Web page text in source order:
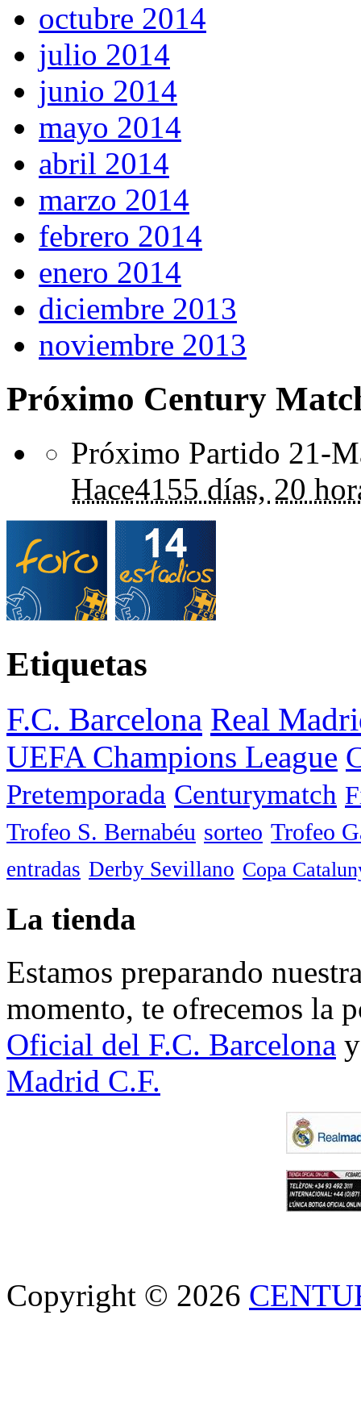
octubre 2014
julio 2014
junio 2014
mayo 2014
abril 2014
marzo 2014
febrero 2014
enero 2014
diciembre 2013
noviembre 2013
Próximo Century
Próximo Partido 21-
Hace4155 días, 20
Etiquetas
F.C. Barcelona Real
UEFA Champions League
Pretemporada Centurymatch
Trofeo S. Bernabéu sorteo Trofeo
entradas Derby Sevillano Copa
La tienda
Estamos preparando
momento, te ofrecemos la
Oficial del F.C. Barcelona
Madrid C.F.
Copyright © 2026